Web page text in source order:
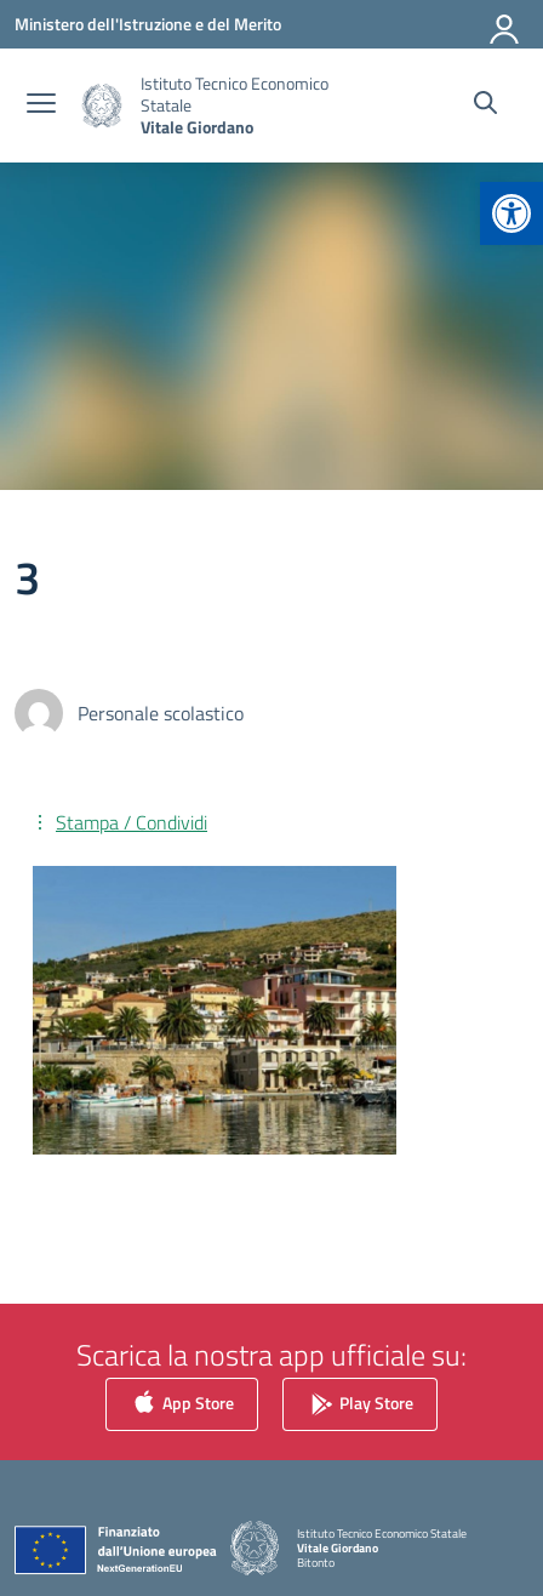
Vai ai contenuti
Vai al menu di navigazione
Vai al footer
Ministero dell'Istruzione e del Merito
Istituto Tecnico Economico
Statale
Vitale Giordano
3
Personale scolastico
Stampa / Condividi
Scarica la nostra app ufficiale su:
App Store Play Store
Istituto Tecnico Economico Statale
Vitale Giordano
Bitonto